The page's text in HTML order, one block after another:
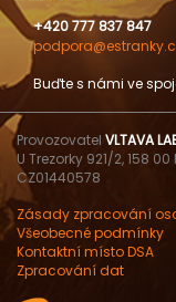
+420 777 837 847
Buďte s námi ve
Provozovatel VLTAVA
U Trezorky 921/2, 158
CZ01440578
Zásady zpracování
Všeobecné podmínky
Kontaktní místo DSA
Zpracování dat